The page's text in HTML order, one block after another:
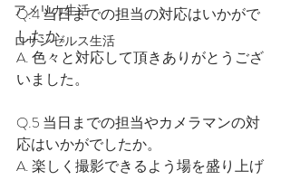
アメリカ生活
ロサンゼルス生活
Q.4 当日までの担当の対応はいかがで
したか。
A. 色々と対応して頂きありがとうござ
いました。
Q.5 当日までの担当やカメラマンの対
応はいかがでしたか。
A. 楽しく撮影できるよう場を盛り上げ